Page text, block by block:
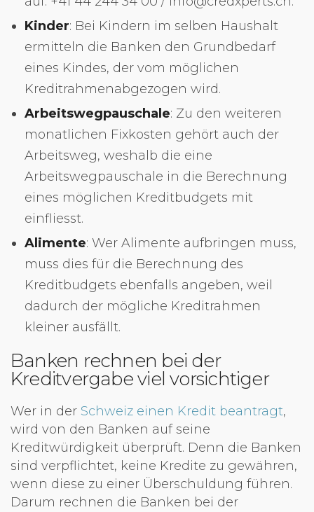
Kinder: Bei Kindern im selben Haushalt
ermitteln die Banken den Grundbedarf
eines Kindes, der vom möglichen
Kreditrahmenabgezogen wird.
Arbeitswegpauschale: Zu den weiteren
monatlichen Fixkosten gehört auch der
Arbeitsweg, weshalb die eine
Arbeitswegpauschale in die Berechnung
eines möglichen Kreditbudgets mit
einfliesst.
Alimente: Wer Alimente aufbringen muss,
muss dies für die Berechnung des
Kreditbudgets ebenfalls angeben, weil
dadurch der mögliche Kreditrahmen
kleiner ausfällt.
Banken rechnen bei der
Kreditvergabe viel vorsichtiger
Wer in der Schweiz einen Kredit beantragt,
wird von den Banken auf seine
Kreditwürdigkeit überprüft. Denn die Banken
sind verpflichtet, keine Kredite zu gewähren,
wenn diese zu einer Überschuldung führen.
Darum rechnen die Banken bei der